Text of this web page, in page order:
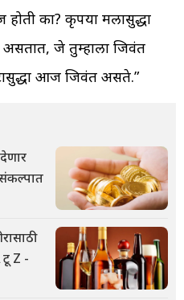
का? कृपया मलासुद्धा
जे तुम्हाला जिवंत
आज जिवंत असते.”
टू Z -